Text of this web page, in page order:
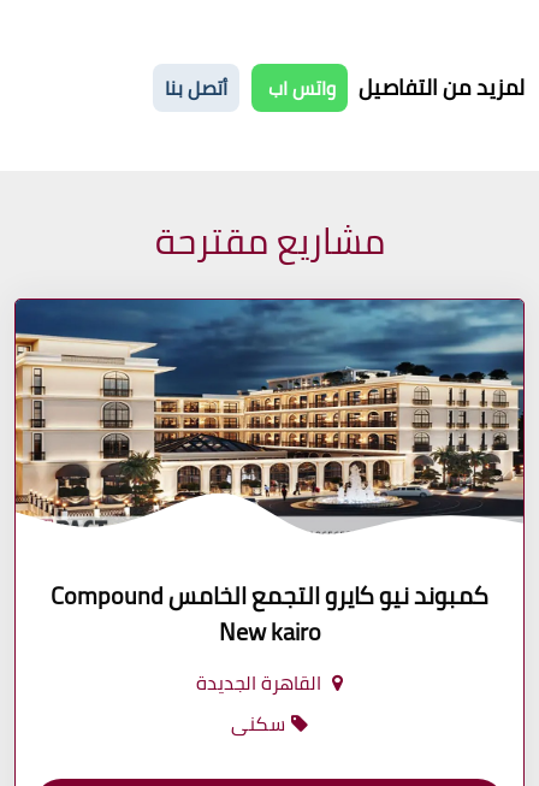
لمزيد من التفاصيل واتس اب أتصل بنا
مشاريع مقترحة
كمبوند نيو كايرو التجمع الخامس Compound
New kairo
القاهرة الجديدة
سكنى